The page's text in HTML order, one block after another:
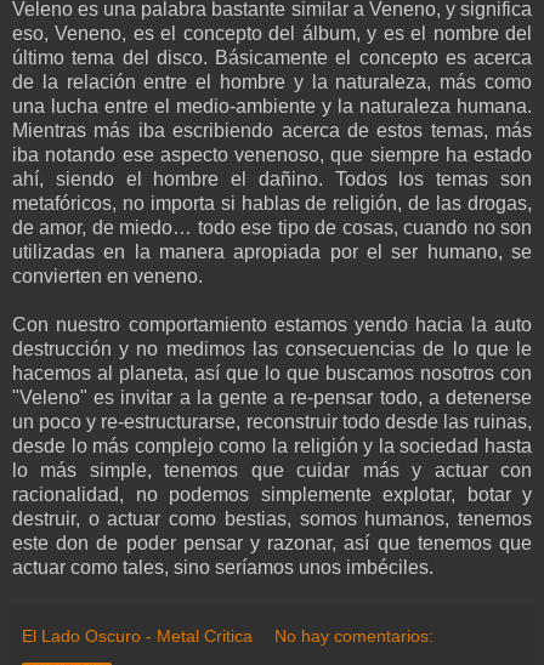
Veleno es una palabra bastante similar a Veneno, y significa
eso, Veneno, es el concepto del álbum, y es el nombre del
último tema del disco. Básicamente el concepto es acerca
de la relación entre el hombre y la naturaleza, más como
una lucha entre el medio-ambiente y la naturaleza humana.
Mientras más iba escribiendo acerca de estos temas, más
iba notando ese aspecto venenoso, que siempre ha estado
ahí, siendo el hombre el dañino. Todos los temas son
metafóricos, no importa si hablas de religión, de las drogas,
de amor, de miedo… todo ese tipo de cosas, cuando no son
utilizadas en la manera apropiada por el ser humano, se
convierten en veneno.
Con nuestro comportamiento estamos yendo hacia la auto
destrucción y no medimos las consecuencias de lo que le
hacemos al planeta, así que lo que buscamos nosotros con
"Veleno" es invitar a la gente a re-pensar todo, a detenerse
un poco y re-estructurarse, reconstruir todo desde las ruinas,
desde lo más complejo como la religión y la sociedad hasta
lo más simple, tenemos que cuidar más y actuar con
racionalidad, no podemos simplemente explotar, botar y
destruir, o actuar como bestias, somos humanos, tenemos
este don de poder pensar y razonar, así que tenemos que
actuar como tales, sino seríamos unos imbéciles.
El Lado Oscuro - Metal Critica No hay comentarios: